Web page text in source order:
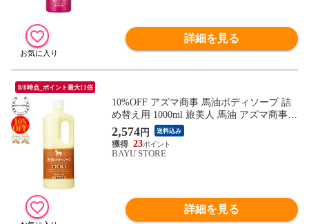
詳細を見る
8/8時点_ポイント最大11倍
10%OFF アズマ商事 馬油ボディソープ 詰
め替え用 1000ml 旅美人 馬油 アズマ商事
ばゆ ばーゆ ボディソープ 詰め替え 石鹸
体用 旅美人馬油ボディソープ 旅美人ボデ
ィソープ 馬油シリーズ 馬油 バーユ アズマ
2,574円 送料込み
23
BAYU STORE
詳細を見る